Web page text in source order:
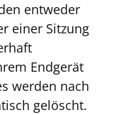
entweder
einer Sitzung
Endgerät
werden nach
gelöscht.